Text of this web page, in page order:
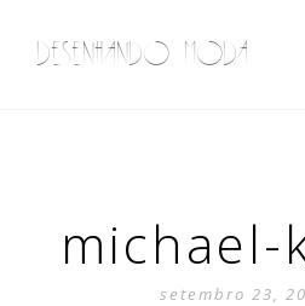
DESENHANDO MODA
michael-
setembro 23,